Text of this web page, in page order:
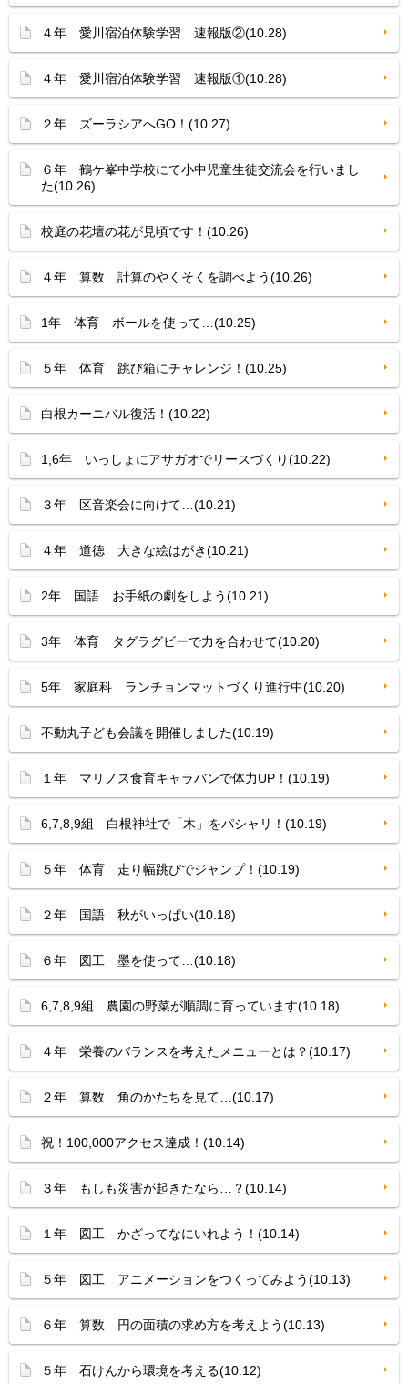
４年 愛川宿泊体験学習 速報版②(10.28)
４年 愛川宿泊体験学習 速報版①(10.28)
２年 ズーラシアへGO！(10.27)
６年 鶴ケ峯中学校にて小中児童生徒交流会を行いまし
た(10.26)
校庭の花壇の花が見頃です！(10.26)
４年 算数 計算のやくそくを調べよう(10.26)
1年 体育 ボールを使って…(10.25)
５年 体育 跳び箱にチャレンジ！(10.25)
白根カーニバル復活！(10.22)
1,6年 いっしょにアサガオでリースづくり(10.22)
３年 区音楽会に向けて…(10.21)
４年 道徳 大きな絵はがき(10.21)
2年 国語 お手紙の劇をしよう(10.21)
3年 体育 タグラグビーで力を合わせて(10.20)
5年 家庭科 ランチョンマットづくり進行中(10.20)
不動丸子ども会議を開催しました(10.19)
１年 マリノス食育キャラバンで体力UP！(10.19)
6,7,8,9組 白根神社で「木」をパシャリ！(10.19)
５年 体育 走り幅跳びでジャンプ！(10.19)
２年 国語 秋がいっぱい(10.18)
６年 図工 墨を使って…(10.18)
6,7,8,9組 農園の野菜が順調に育っています(10.18)
４年 栄養のバランスを考えたメニューとは？(10.17)
２年 算数 角のかたちを見て…(10.17)
祝！100,000アクセス達成！(10.14)
３年 もしも災害が起きたなら…？(10.14)
１年 図工 かざってなにいれよう！(10.14)
５年 図工 アニメーションをつくってみよう(10.13)
６年 算数 円の面積の求め方を考えよう(10.13)
５年 石けんから環境を考える(10.12)